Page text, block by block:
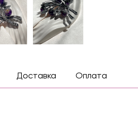
Доставка Оплата